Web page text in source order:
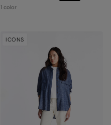
1 color
ICONS